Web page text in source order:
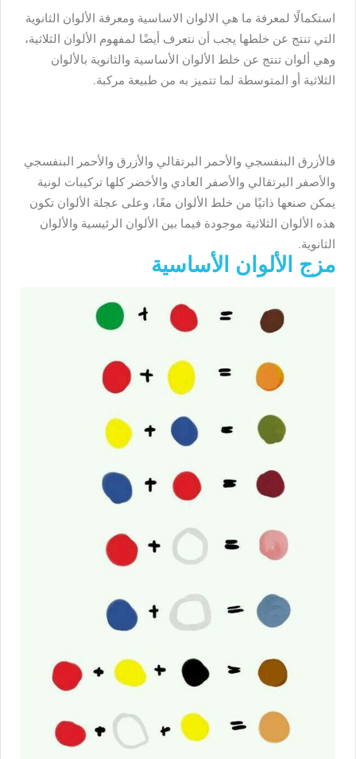
استكمالًا لمعرفة ما هي الالوان الاساسية ومعرفة الألوان الثانوية
التي تنتج عن خلطها يجب أن نتعرف أيضًا لمفهوم الألوان الثلاثية،
وهي ألوان تنتج عن خلط الألوان الأساسية والثانوية بالألوان
الثلاثية أو المتوسطة لما تتميز به من طبيعة مركبة.
فالأزرق البنفسجي والأحمر البرتقالي والأزرق والأحمر البنفسجي
والأصفر البرتقالي والأصفر العادي والأخضر كلها تركيبات لونية
يمكن صنعها ذاتيًا من خلط الألوان معًا، وعلى عجلة الألوان تكون
هذه الألوان الثلاثية موجودة فيما بين الألوان الرئيسية والألوان
الثانوية.
مزج الألوان الأساسية